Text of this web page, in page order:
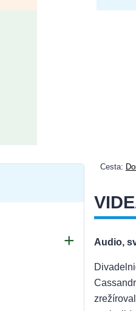
Cesta:
Audio,